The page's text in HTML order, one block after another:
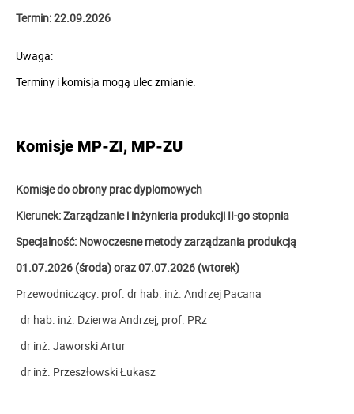
Termin: 22.09.2026
Uwaga:
Terminy i komisja mogą ulec zmianie.
Komisje MP-ZI, MP-ZU
Komisje do obrony prac dyplomowych
Kierunek: Zarządzanie i inżynieria produkcji II-go stopnia
Specjalność: Nowoczesne metody zarządzania produkcją
01.07.2026 (środa) oraz 07.07.2026 (wtorek)
Przewodniczący: prof. dr hab. inż. Andrzej Pacana
dr hab. inż. Dzierwa Andrzej, prof. PRz
dr inż. Jaworski Artur
dr inż. Przeszłowski Łukasz